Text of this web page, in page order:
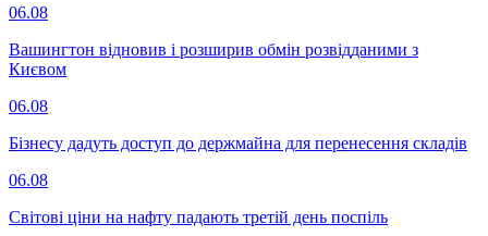
06.08
Вашингтон відновив і розширив обмін розвідданими з
Києвом
06.08
Бізнесу дадуть доступ до держмайна для перенесення складів
06.08
Світові ціни на нафту падають третій день поспіль